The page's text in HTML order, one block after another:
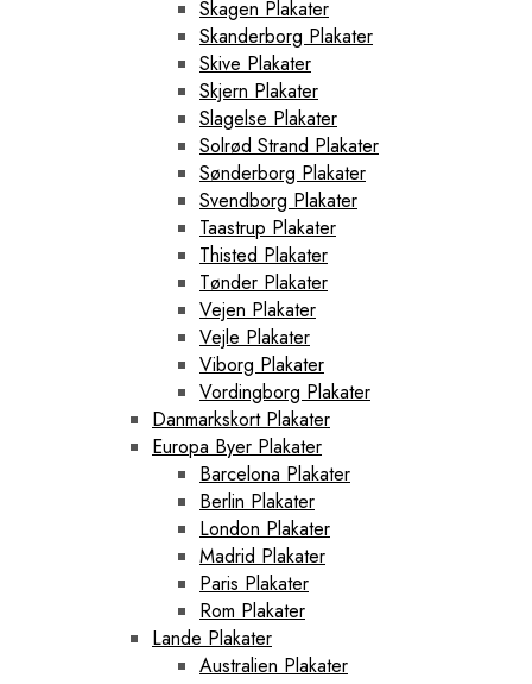
Skagen Plakater
Skanderborg Plakater
Skive Plakater
Skjern Plakater
Slagelse Plakater
Solrød Strand Plakater
Sønderborg Plakater
Svendborg Plakater
Taastrup Plakater
Thisted Plakater
Tønder Plakater
Vejen Plakater
Vejle Plakater
Viborg Plakater
Vordingborg Plakater
Danmarkskort Plakater
Europa Byer Plakater
Barcelona Plakater
Berlin Plakater
London Plakater
Madrid Plakater
Paris Plakater
Rom Plakater
Lande Plakater
Australien Plakater